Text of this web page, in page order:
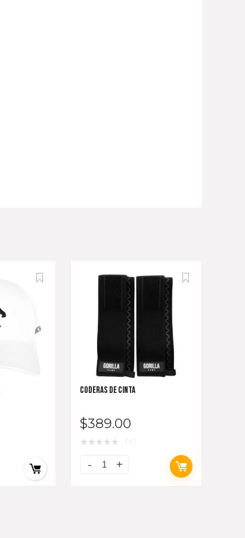
CODERAS DE CINTA
$389.00
★★★★★